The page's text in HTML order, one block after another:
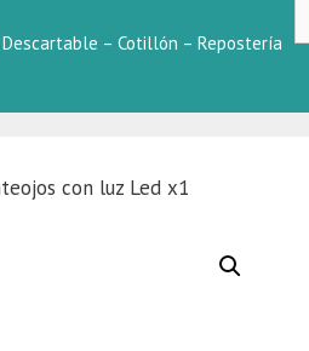
– Cotillón – Repostería
con luz Led x1